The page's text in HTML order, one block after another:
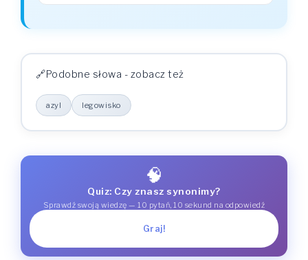
Podobne słowa - zobacz też
azyl legowisko
🧠
Quiz: Czy znasz synonimy?
Sprawdź swoją wiedzę — 10 pytań, 10 sekund na odpowiedź
Graj!